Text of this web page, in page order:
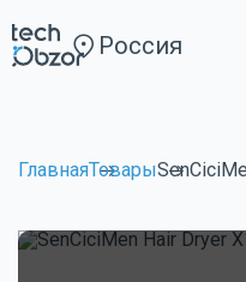
Россия
ГлавнаяТовары